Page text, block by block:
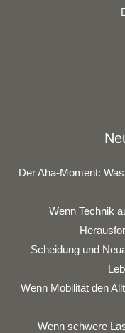
Der Aha-Moment:
Wenn Technik
Scheidung und
Wenn Mobilität den
Wenn schwere